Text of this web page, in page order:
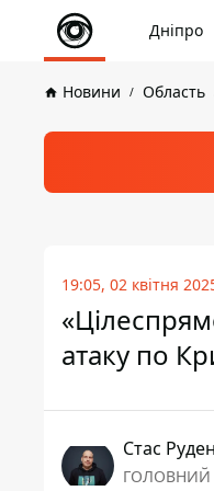
Дніпро
Новини Область
19:05, 02 квітня
атаку по
Стас
ГОЛОВНИЙ